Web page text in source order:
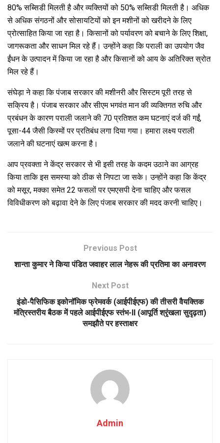
80% सब्सिडी मिलती है और व्यक्तियों को 50% सब्सिडी मिलती है। अधिक
से अधिक संगठनों और सोसायटियों को इन मशीनों को खरीदने के लिए
प्रोत्साहित किया जा रहा है। किसानों को पर्यावरण को बचाने के लिए शिक्षा,
जागरूकता और साधन मिल रहे हैं। उन्होंने कहा कि पराली का उपयोग जैव
ईंधन के उत्पादन में किया जा रहा है और किसानों को आय के अतिरिक्त स्रोत
मिल रहे हैं।
संघेड़ा ने कहा कि पंजाब सरकार की मशीनरी और सिस्टम पूरी तरह से
सक्रिय है। पंजाब सरकार और सीएम भगवंत मान की व्यक्तिगत रुचि और
प्रबंधन के कारण पराली जलाने की 70 प्रतिशत कम घटनाएं दर्ज की गईं,
पूसा-44 जैसी किस्मों पर प्रतिबंध लगा दिया गया। हमारा लक्ष्य पराली
जलाने की घटनाएं खत्म करना है।
आप प्रवक्ता ने केंद्र सरकार से भी इसी तरह के कदम उठाने का आग्रह
किया ताकि इस समस्या को ठीक से निपटा जा सके। उन्होंने कहा कि केंद्र
को मसूर, मक्का समेत 22 फसलों पर एमएसपी देना चाहिए और फसल
विविधीकरण को बढ़ावा देने के लिए पंजाब सरकार की मदद करनी चाहिए।
Previous Post
शान्ता कुमार ने किया पंडित जवाहर लाल नेहरू की प्रतिमा का अनावरण
Next Post
इंडो-पैसिफिक इकोनॉमिक फ्रेमवर्क (आईपीईएफ) की तीसरी वैयक्तिक
मंत्रिस्तरीय बैठक में पहले आईपीईएफ स्तंभ-II (आपूर्ति श्रृंखला सुदृढ़ता)
समझौते पर हस्ताक्षर
Admin